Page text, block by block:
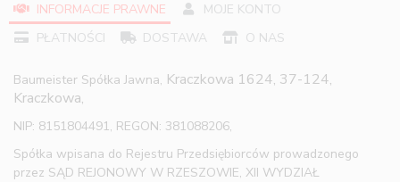
INFORMACJE PRAWNE
MOJE KONTO
PŁATNOŚCI
DOSTAWA O NAS
Baumeister Spółka Jawna, Kraczkowa 1624, 37-124,
Kraczkowa,
NIP: 8151804491, REGON: 381088206,
Spółka wpisana do Rejestru Przedsiębiorców prowadzonego
przez SĄD REJONOWY W RZESZOWIE, XII WYDZIAŁ